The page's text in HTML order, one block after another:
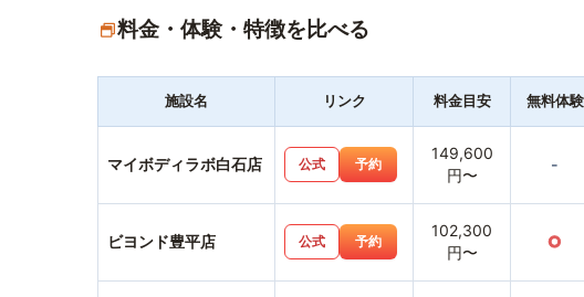
料金・体験・特徴を比べる
施設名 リンク 料金目安 無料体験
マイボディラボ白石店 公式 予約
149,600
円〜
-
ビヨンド豊平店 公式 予約
102,300
円〜
○